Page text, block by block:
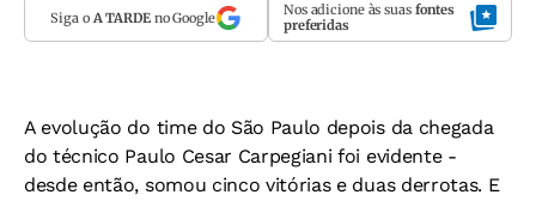
Siga o A TARDEno Google Nos adicione às suas fontes
preferidas
A evolução do time do São Paulo depois da chegada
do técnico Paulo Cesar Carpegiani foi evidente -
desde então, somou cinco vitórias e duas derrotas. E